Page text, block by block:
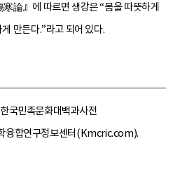
論』에 따르면 생강은 “몸을 따뜻하게
만든다.”라고 되어 있다.
국민족문화대백과사전
합연구정보센터(Kmcric.com).